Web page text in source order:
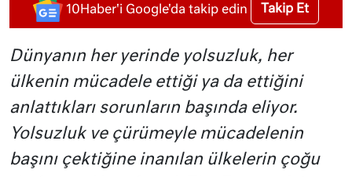
10Haber'i Google'da takip edin Takip Et
Dünyanın her yerinde yolsuzluk, her
ülkenin mücadele ettiği ya da ettiğini
anlattıkları sorunların başında eliyor.
Yolsuzluk ve çürümeyle mücadelenin
başını çektiğine inanılan ülkelerin çoğu